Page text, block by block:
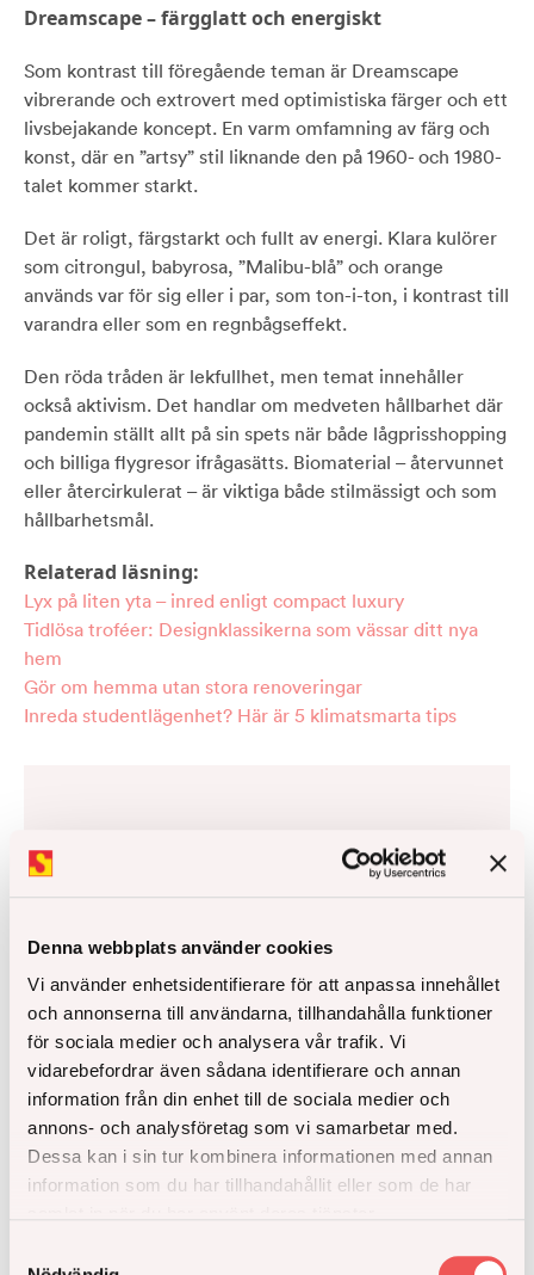
Denna webbplats använder cookies
Vi använder enhetsidentifierare för att anpassa innehållet
och annonserna till användarna, tillhandahålla funktioner
för sociala medier och analysera vår trafik. Vi
vidarebefordrar även sådana identifierare och annan
information från din enhet till de sociala medier och
annons- och analysföretag som vi samarbetar med.
Dessa kan i sin tur kombinera informationen med annan
information som du har tillhandahållit eller som de har
Dreamscape – färgglatt och energiskt
Som kontrast till föregående teman är Dreamscape
vibrerande och extrovert med optimistiska färger och ett
livsbejakande koncept. En varm omfamning av färg och
konst, där en ”artsy” stil liknande den på 1960- och 1980-
talet kommer starkt.
Det är roligt, färgstarkt och fullt av energi. Klara kulörer
som citrongul, babyrosa, ”Malibu-blå” och orange
används var för sig eller i par, som ton-i-ton, i kontrast till
varandra eller som en regnbågseffekt.
Den röda tråden är lekfullhet, men temat innehåller
också aktivism. Det handlar om medveten hållbarhet där
pandemin ställt allt på sin spets när både lågprisshopping
och billiga flygresor ifrågasätts. Biomaterial – återvunnet
eller återcirkulerat – är viktiga både stilmässigt och som
hållbarhetsmål.
Relaterad läsning:
Lyx på liten yta – inred enligt compact luxury
Tidlösa troféer: Designklassikerna som vässar ditt nya
hem
Gör om hemma utan stora renoveringar
Inreda studentlägenhet? Här är 5 klimatsmarta tips
Missa inga nyheter från
Låt oss hålla kontakten för uppdateringar om vad
som är på gång hos oss, få koll på nya
bostadsprojekt och inspiration inför bostadsköp.
Håll mig uppdaterad